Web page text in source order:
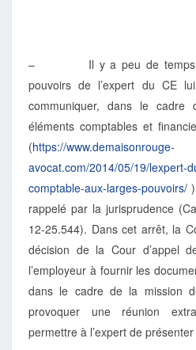
– Il y a peu de temps,
pouvoirs de l’expert du CE
communiquer, dans le
éléments comptables et
(https://www.demaisonrouge-
avocat.com/2014/05/19/lexpert-
comptable-aux-larges-pouvoirs/
rappelé par la jurisprudence
12-25.544). Dans cet arrêt, la
décision de la Cour d’appel
l’employeur à fournir les
dans le cadre de la mission
provoquer une réunion
permettre à l’expert de